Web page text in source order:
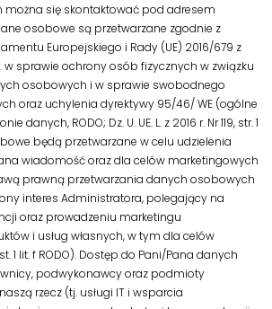
można się skontaktować pod adresem
osobowe są przetwarzane zgodnie z
Europejskiego i Rady (UE) 2016/679 z
w sprawie ochrony osób fizycznych w związku
osobowych i w sprawie swobodnego
oraz uchylenia dyrektywy 95/46/ WE (ogólne
danych, RODO; Dz. U. UE. L. z 2016 r. Nr 119, str. 1
będą przetwarzane w celu udzielenia
wiadomość oraz dla celów marketingowych
prawną przetwarzania danych osobowych
interes Administratora, polegający na
oraz prowadzeniu marketingu
i usług własnych, w tym dla celów
1 lit. f RODO). Dostęp do Pani/Pana danych
podwykonawcy oraz podmioty
rzecz (tj. usługi IT i wsparcia